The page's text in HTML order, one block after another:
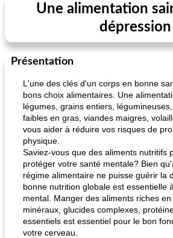
Une alimentation
dépression
Présentation
L'une des clés d'un corps en bonne
bons choix alimentaires. Une
légumes, grains entiers,
faibles en gras, viandes maigres,
vous aider à réduire vos risques de
physique.
Saviez-vous que des aliments nutritifs
protéger votre santé mentale? Bien
régime alimentaire ne puisse guérir la
bonne nutrition globale est essentielle
mental. Manger des aliments riches en
minéraux, glucides complexes,
essentiels est essentiel pour le bon
votre cerveau.